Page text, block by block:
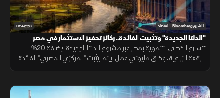
01:42:28 الشرق Bloomberg اقتصاد
"الدلتا الجديدة" وتثبيت الفائدة.. ركائز تحفيز الاستثمار في مصر
تتسارع الخطى التنموية بمصر عبر مشروع الدلتا الجديدة لإضافة 20%
للرقعة الزراعية، وخلق مليوني عمل. بينما يثبت "المركزي المصري" الفائدة